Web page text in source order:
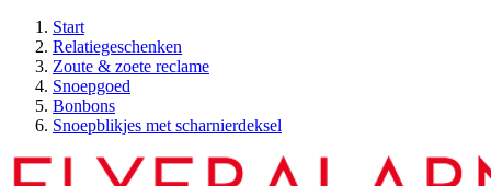
Start
Relatiegeschenken
Zoute & zoete reclame
Snoepgoed
Bonbons
Snoepblikjes met scharnierdeksel